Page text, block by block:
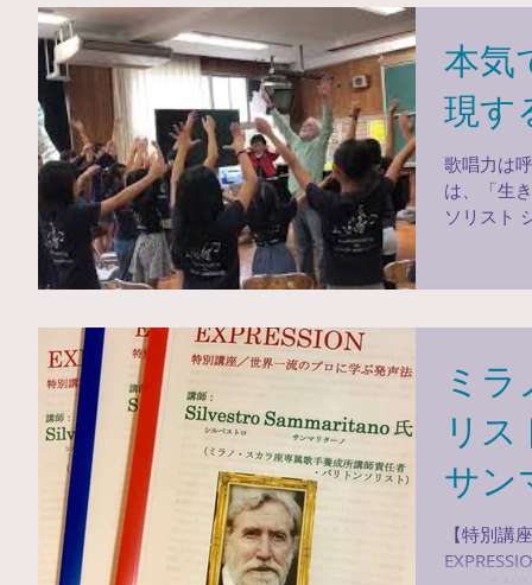
本気
現す
歌唱力は呼吸法で決
は、「生
ソリスト
ミ
リ
サン
【特別講